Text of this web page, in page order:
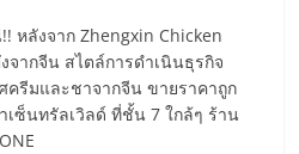
หลังจาก Zhengxin Chicken
ากจีน สไตล์การดำเนินธุรกิจ
ครีมและชาจากจีน ขายราคาถูก
ซ็นทรัลเวิลด์ ที่ชั้น 7 ใกล้ๆ ร้าน